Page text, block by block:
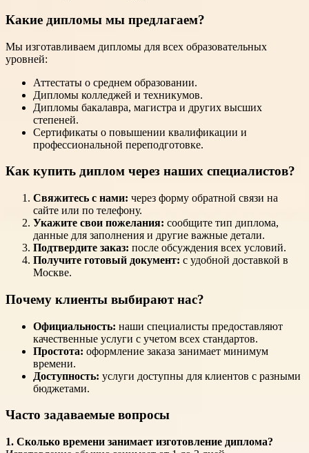
Какие дипломы мы предлагаем?
Мы изготавливаем дипломы для всех образовательных
уровней:
Аттестаты о среднем образовании.
Дипломы колледжей и техникумов.
Дипломы бакалавра, магистра и других высших
степеней.
Сертификаты о повышении квалификации и
профессиональной переподготовке.
Как купить диплом через наших специалистов?
Свяжитесь с нами: через форму обратной связи на
сайте или по телефону.
Укажите свои пожелания: сообщите тип диплома,
данные для заполнения и другие важные детали.
Подтвердите заказ: после обсуждения всех условий.
Получите готовый документ: с удобной доставкой в
Москве.
Почему клиенты выбирают нас?
Официальность: наши специалисты предоставляют
качественные услуги с учетом всех стандартов.
Простота: оформление заказа занимает минимум
времени.
Доступность: услуги доступны для клиентов с разными
бюджетами.
Часто задаваемые вопросы
1. Сколько времени занимает изготовление диплома?